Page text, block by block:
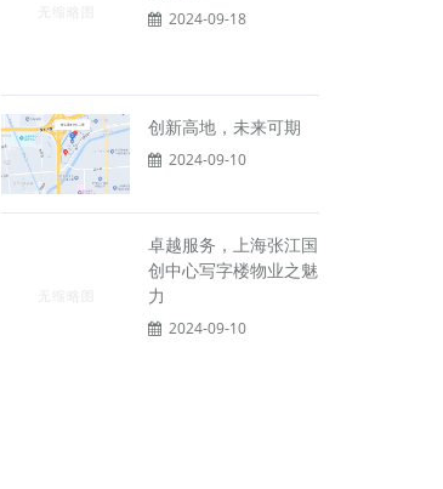
2024-09-18
创新高地，未来可期
2024-09-10
卓越服务，上海张江国
创中心写字楼物业之魅
力
2024-09-10